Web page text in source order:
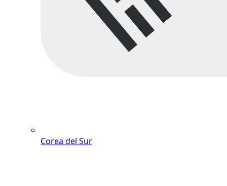
Corea del Sur